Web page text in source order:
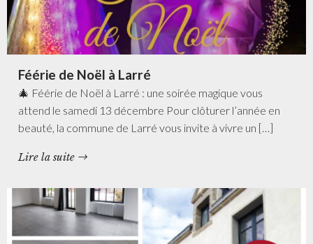
Féérie de Noël à Larré
🎄 Féérie de Noël à Larré : une soirée magique vous
attend le samedi 13 décembre Pour clôturer l’année en
beauté, la commune de Larré vous invite à vivre un […]
Lire la suite